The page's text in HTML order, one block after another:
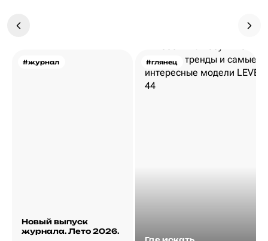
#журнал
Новый выпуск
журнала. Лето 2026.
#глянец